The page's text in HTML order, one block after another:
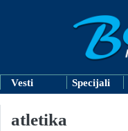
Vesti Specijali
atletika